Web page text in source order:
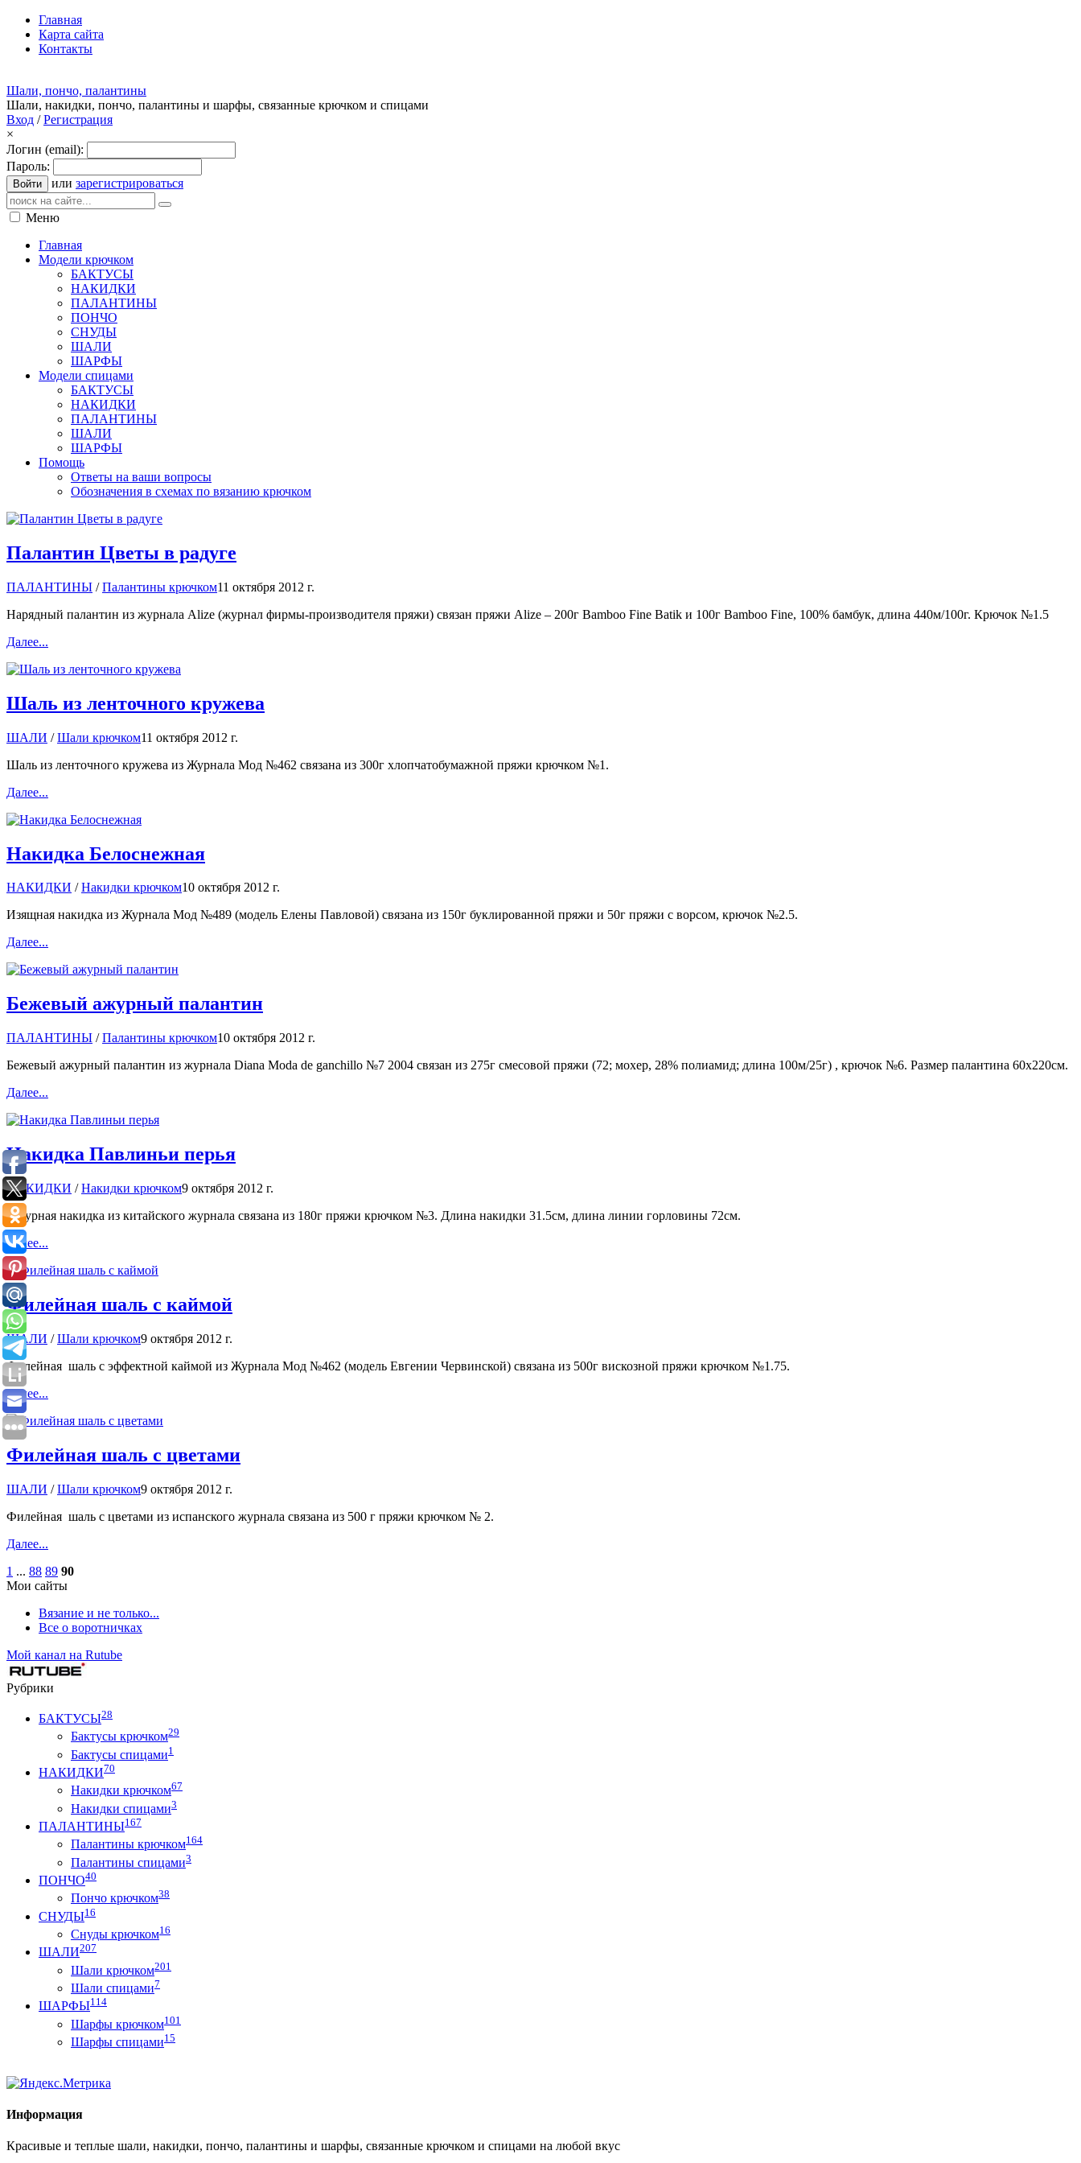
Главная
Карта сайта
Контакты
Шали, пончо, палантины
Шали, накидки, пончо, палантины и шарфы, связанные крючком и спицами
Вход /Регистрация
×
Логин (email):
Пароль:
Войти или зарегистрироваться
Меню
Главная
Модели крючком
БАКТУСЫ
НАКИДКИ
ПАЛАНТИНЫ
ПОНЧО
СНУДЫ
ШАЛИ
ШАРФЫ
Модели спицами
БАКТУСЫ
НАКИДКИ
ПАЛАНТИНЫ
ШАЛИ
ШАРФЫ
Помощь
Ответы на ваши вопросы
Обозначения в схемах по вязанию крючком
Палантин Цветы в радуге
ПАЛАНТИНЫ /Палантины крючком11 октября 2012 г.
Нарядный палантин из журнала Alize (журнал фирмы-производителя пряжи) связан пряжи Alize – 200г Bamboo Fine Batik и 100г Bamboo Fine, 100% бамбук, длина 440м/100г. Крючок №1.5
Далее...
Шаль из ленточного кружева
ШАЛИ /Шали крючком11 октября 2012 г.
Шаль из ленточного кружева из Журнала Мод №462 связана из 300г хлопчатобумажной пряжи крючком №1.
Далее...
Накидка Белоснежная
НАКИДКИ /Накидки крючком10 октября 2012 г.
Изящная накидка из Журнала Мод №489 (модель Елены Павловой) связана из 150г буклированной пряжи и 50г пряжи с ворсом, крючок №2.5.
Далее...
Бежевый ажурный палантин
ПАЛАНТИНЫ /Палантины крючком10 октября 2012 г.
Бежевый ажурный палантин из журнала Diana Moda de ganchillo №7 2004 связан из 275г смесовой пряжи (72; мохер, 28% полиамид; длина 100м/25г) , крючок №6. Размер палантина 60х220см.
Далее...
Накидка Павлиньи перья
НАКИДКИ /Накидки крючком9 октября 2012 г.
Ажурная накидка из китайского журнала связана из 180г пряжи крючком №3. Длина накидки 31.5см, длина линии горловины 72см.
Далее...
Филейная шаль с каймой
ШАЛИ /Шали крючком9 октября 2012 г.
Филейная шаль с эффектной каймой из Журнала Мод №462 (модель Евгении Червинской) связана из 500г вискозной пряжи крючком №1.75.
Далее...
Филейная шаль с цветами
ШАЛИ /Шали крючком9 октября 2012 г.
Филейная шаль с цветами из испанского журнала связана из 500 г пряжи крючком № 2.
Далее...
1 ... 88 89 90
Мои сайты
Вязание и не только...
Все о воротничках
Мой канал на Rutube
Рубрики
БАКТУСЫ28
Бактусы крючком29
Бактусы спицами1
НАКИДКИ70
Накидки крючком67
Накидки спицами3
ПАЛАНТИНЫ167
Палантины крючком164
Палантины спицами3
ПОНЧО40
Пончо крючком38
СНУДЫ16
Снуды крючком16
ШАЛИ207
Шали крючком201
Шали спицами7
ШАРФЫ114
Шарфы крючком101
Шарфы спицами15
Информация
Красивые и теплые шали, накидки, пончо, палантины и шарфы, связанные крючком и спицами на любой вкус